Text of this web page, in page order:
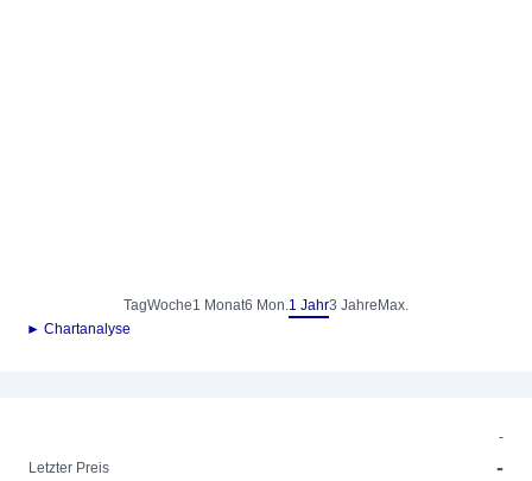
TagWoche1 Monat6 Mon.1 Jahr3 Jahre Max.
► Chartanalyse
-
Letzter Preis
-